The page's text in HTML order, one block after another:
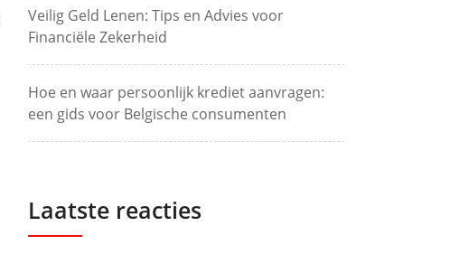
Veilig Geld Lenen: Tips en Advies voor
Financiële Zekerheid
Hoe en waar persoonlijk krediet aanvragen:
een gids voor Belgische consumenten
Laatste reacties